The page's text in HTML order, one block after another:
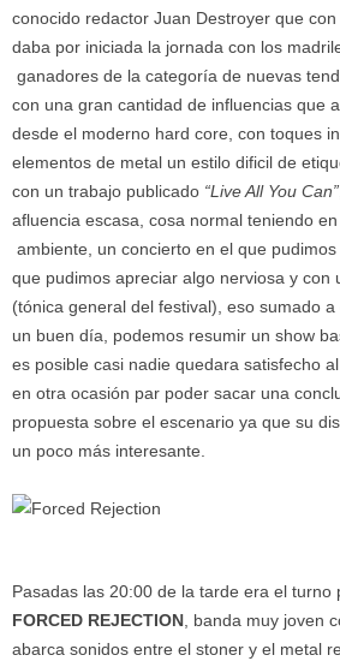
conocido redactor Juan Destroyer que
daba por iniciada la jornada con los
ganadores de la categoría de nuevas
con una gran cantidad de influencias que
desde el moderno hard core, con toques
elementos de metal un estilo dificil de
con un trabajo publicado “Live All You Can”
afluencia escasa, cosa normal teniendo
ambiente, un concierto en el que
que pudimos apreciar algo nerviosa y con
(tónica general del festival), eso sumado
un buen día, podemos resumir un show
es posible casi nadie quedara satisfecho
en otra ocasión par poder sacar una
propuesta sobre el escenario ya que su
un poco más interesante.
Pasadas las 20:00 de la tarde era el turno
FORCED REJECTION , banda muy joven
abarca sonidos entre el stoner y el metal